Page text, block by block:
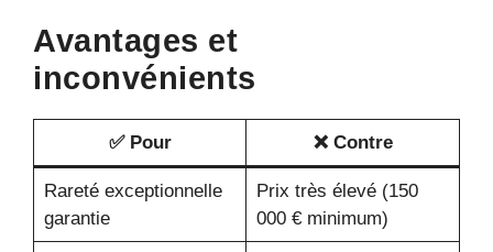
Avantages et
inconvénients
✅ Pour ❌ Contre
Rareté exceptionnelle
garantie
Prix très élevé (150
000 € minimum)